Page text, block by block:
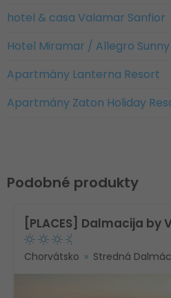
hotel & casa Valamar Sanfior
Hotel Miramar / Allegro Sunny
Apartmány Lanterna Resort
Apartmány Zaton Holiday
Podobné produkty
[PLACES] Dalmacija
Chorvátsko Stredná